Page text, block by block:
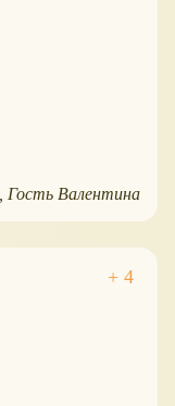
Гость Валентина